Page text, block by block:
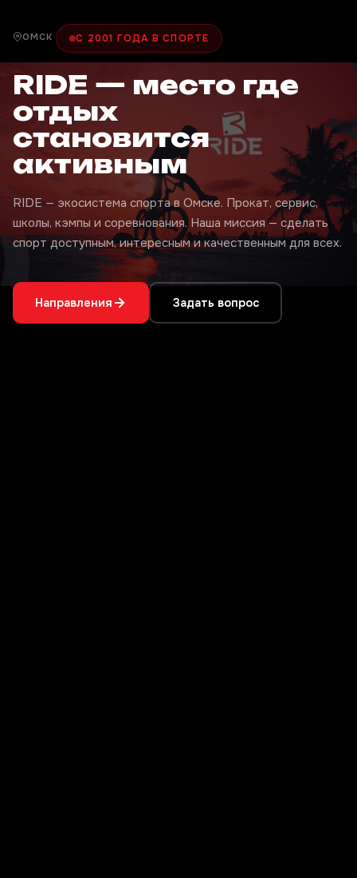
ОМСК С 2001 ГОДА В СПОРТЕ
RIDE — место где
отдых
становится
активным
RIDE — экосистема спорта в Омске. Прокат, сервис,
школы, кэмпы и соревнования. Наша миссия — сделать
спорт доступным, интересным и качественным для всех.
Направления Задать вопрос